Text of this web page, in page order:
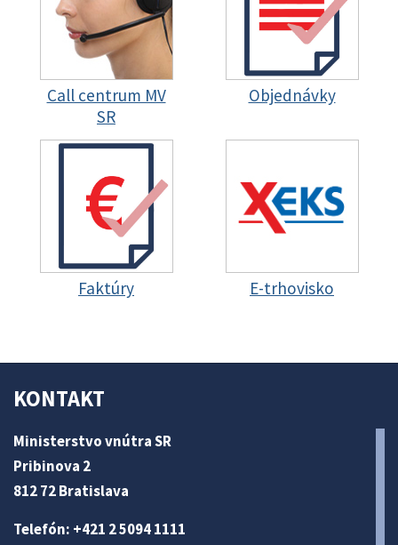
Call centrum MV
SR
Objednávky
Faktúry E-trhovisko
KONTAKT
Ministerstvo vnútra SR
Pribinova 2
812 72 Bratislava
Telefón: +421 2 5094 1111